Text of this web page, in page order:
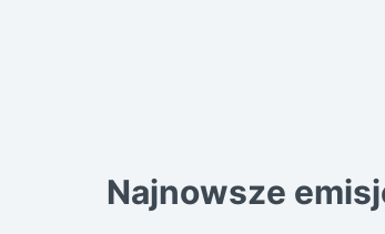
Najnowsze